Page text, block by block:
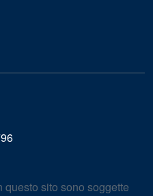
sito sono soggette